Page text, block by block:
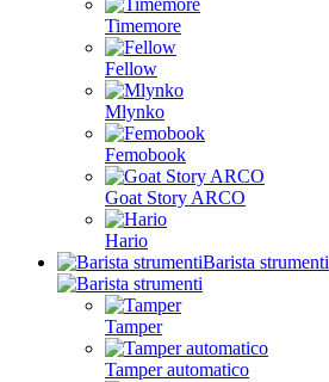
Timemore
Fellow
Mlynko
Femobook
Goat Story ARCO
Hario
Barista strumenti
Tamper
Tamper automatico